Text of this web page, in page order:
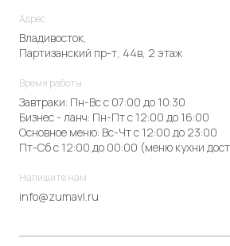
Адрес
Владивосток,
Партизанский пр-т, 44в, 2 этаж
Время работы
Завтраки: Пн-Вс с 07:00 до 10:30
Бизнес - ланч: Пн-Пт с 12:00 до 16:00
Основное меню: Вс-Чт с 12:00 до 23:00
Пт-Сб с 12:00 до 00:00 (меню кухни
Напишите нам
info@zumavl.ru